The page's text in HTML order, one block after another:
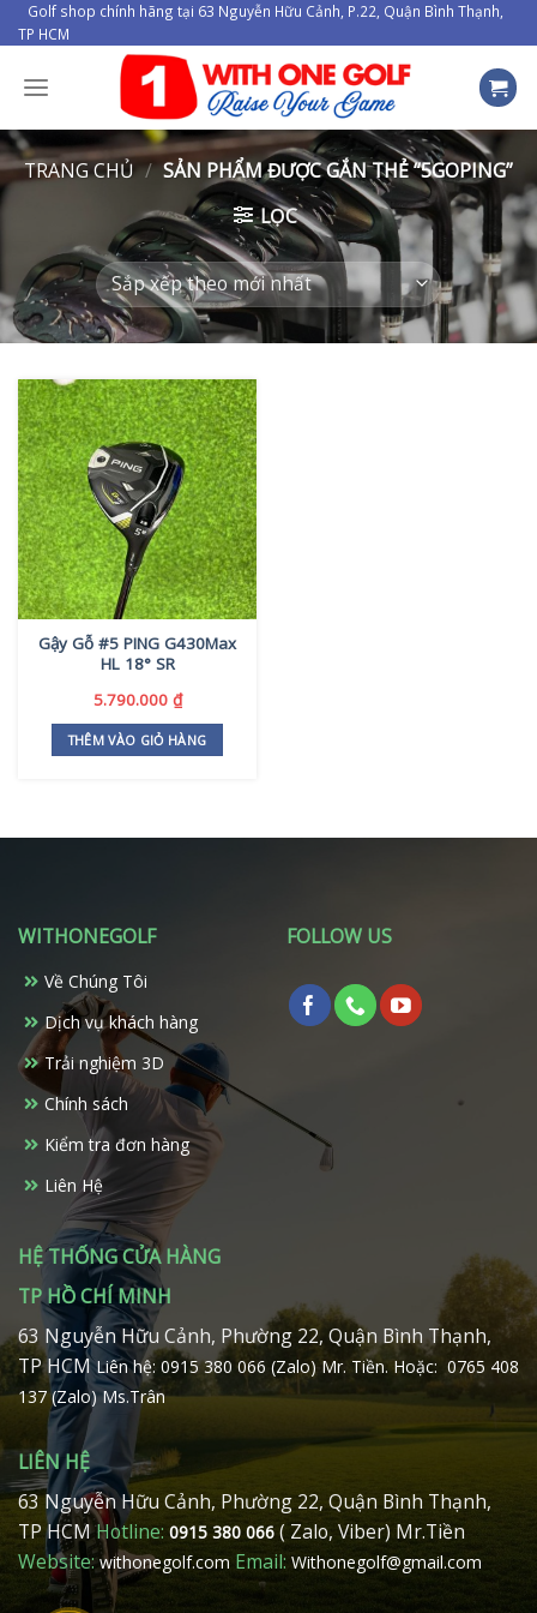
Skip
to
content
Golf shop chính hãng tại 63 Nguyễn Hữu Cảnh, P.22, Quận Bình Thạnh,
TP HCM
TRANG CHỦ / SẢN PHẨM ĐƯỢC GẮN THẺ “5GOPING”
LỌC
Gậy Gỗ #5 PING G430Max
HL 18° SR
5.790.000 ₫
THÊM VÀO GIỎ HÀNG
WITHONEGOLF
Về Chúng Tôi
Dịch vụ khách hàng
Trải nghiệm 3D
Chính sách
Kiểm tra đơn hàng
Liên Hệ
FOLLOW US
HỆ THỐNG CỬA HÀNG
TP HỒ CHÍ MINH
63 Nguyễn Hữu Cảnh, Phường 22, Quận Bình Thạnh,
TP HCMLiên hệ: 0915 380 066 (Zalo) Mr. Tiền. Hoặc: 0765 408
137 (Zalo) Ms.Trân
LIÊN HỆ
63 Nguyễn Hữu Cảnh, Phường 22, Quận Bình Thạnh,
TP HCMHotline: 0915 380 066 ( Zalo, Viber) Mr.Tiền
Website:withonegolf.com Email: Withonegolf@gmail.com